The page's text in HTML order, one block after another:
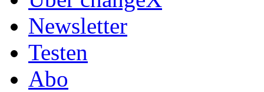
Newsletter
Testen
Abo